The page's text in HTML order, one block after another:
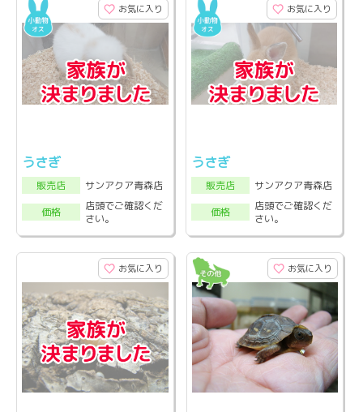
お気に入り
うさぎ
販売店
サンアクア青森店
価格
店頭でご確認くだ
さい。
お気に入り
うさぎ
販売店
サンアクア青森店
価格
店頭でご確認くだ
さい。
お気に入り お気に入り